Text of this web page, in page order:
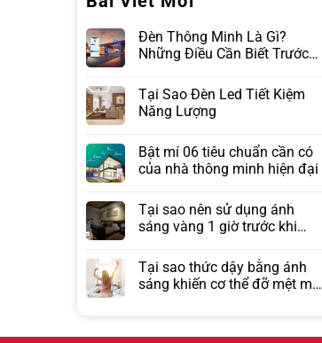
Đèn Thông Minh Là Gì?
Những Điều Cần Biết Trước
Tại Sao Đèn Led Tiết Kiệm
Năng Lượng
Bật mí 06 tiêu chuẩn cần có
của nhà thông minh hiện đại
Tại sao nên sử dụng ánh
sáng vàng 1 giờ trước khi
Tại sao thức dậy bằng ánh
sáng khiến cơ thể đỡ mệt mỏi